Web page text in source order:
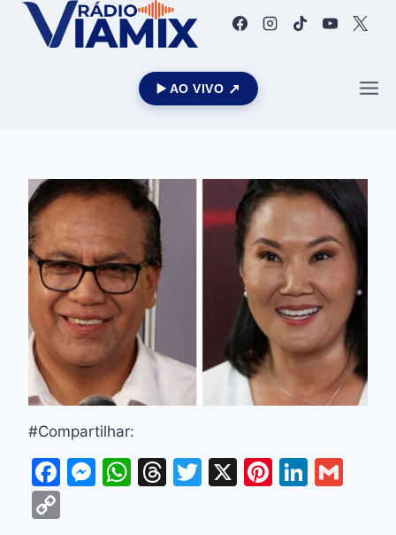
▶️ AO VIVO
#Compartilhar:
F
M W T
T
X
Pi Li